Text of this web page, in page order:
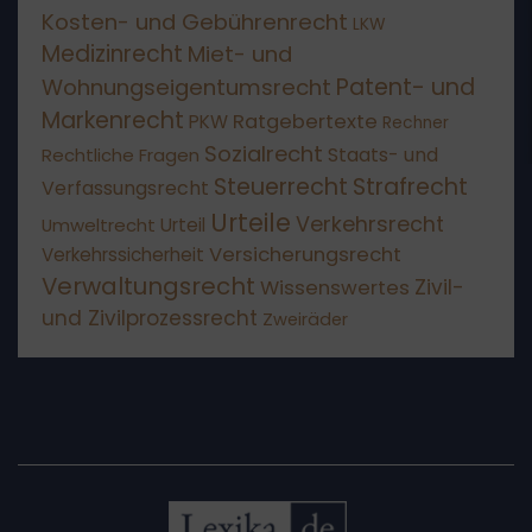
Kosten- und Gebührenrecht LKW
Medizinrecht Miet- und
Wohnungseigentumsrecht Patent- und
Markenrecht PKW Ratgebertexte Rechner
Rechtliche Fragen Sozialrecht Staats- und
Verfassungsrecht Steuerrecht Strafrecht
Umweltrecht Urteil Urteile Verkehrsrecht
Verkehrssicherheit Versicherungsrecht
Verwaltungsrecht Wissenswertes Zivil-
und Zivilprozessrecht Zweiräder